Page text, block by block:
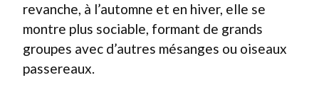
revanche, à l’automne et en hiver, elle se
montre plus sociable, formant de grands
groupes avec d’autres mésanges ou oiseaux
passereaux.